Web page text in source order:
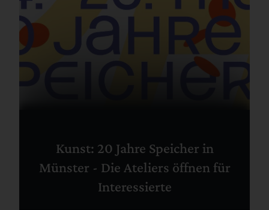
Kunst: 20 Jahre Speicher in
Münster - Die Ateliers öffnen für
Interessierte